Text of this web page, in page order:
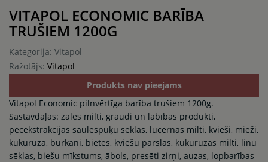
VITAPOL ECONOMIC BARĪBA
TRUŠIEM 1200G
Kategorija: Vitapol
Ražotājs: Vitapol
Produkts nav pieejams
Vitapol Economic pilnvērtīga barība trušiem 1200g.
Sastāvdaļas: zāles milti, graudi un labības produkti,
pēcekstrakcijas saulespuķu sēklas, lucernas milti, kvieši, mieži,
kukurūza, burkāni, bietes, kviešu pārslas, kukurūzas milti, linu
sēklas, biešu mīkstums, ābols, presēti zirņi, auzas, lopbarības